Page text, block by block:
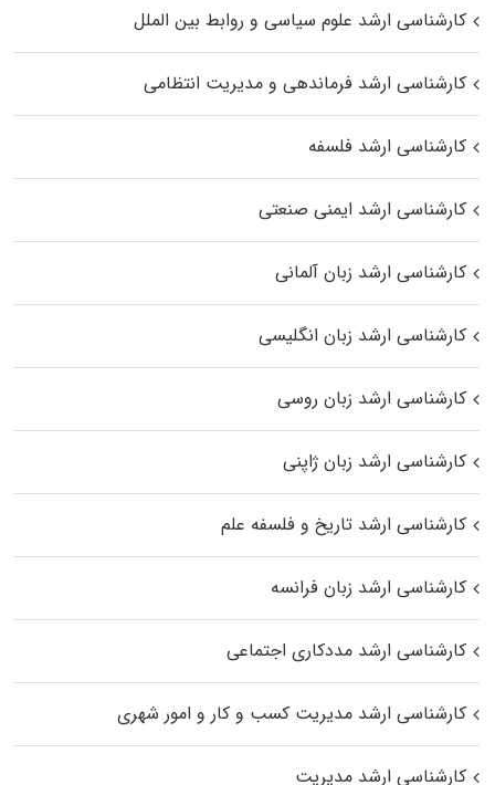
کارشناسی ارشد علوم سیاسی و روابط بین الملل
کارشناسی ارشد فرماندهی و مدیریت انتظامی
کارشناسی ارشد فلسفه
کارشناسی ارشد ایمنی صنعتی
کارشناسی ارشد زبان آلمانی
کارشناسی ارشد زبان انگلیسی
کارشناسی ارشد زبان روسی
کارشناسی ارشد زبان ژاپنی
کارشناسی ارشد تاریخ و فلسفه علم
کارشناسی ارشد زبان فرانسه
کارشناسی ارشد مددکاری اجتماعی
کارشناسی ارشد مدیریت کسب و کار و امور شهری
کارشناسی ارشد مدیریت